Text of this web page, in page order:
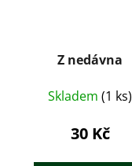
Z nedávna
Skladem (1 ks)
30 Kč